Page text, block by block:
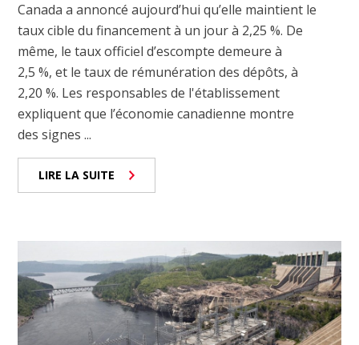
Canada a annoncé aujourd’hui qu’elle maintient le
taux cible du financement à un jour à 2,25 %. De
même, le taux officiel d’escompte demeure à
2,5 %, et le taux de rémunération des dépôts, à
2,20 %. Les responsables de l'établissement
expliquent que l’économie canadienne montre
des signes ...
LIRE LA SUITE